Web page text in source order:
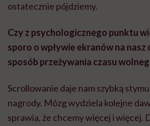
ostatecznie pójdziemy.
Czy z psychologicznego punktu
sporo o wpływie ekranów na
sposób przeżywania czasu
Scrollowanie daje nam szybką
nagrody. Mózg wydziela kolejne
sprawia, że chcemy więcej i więcej.